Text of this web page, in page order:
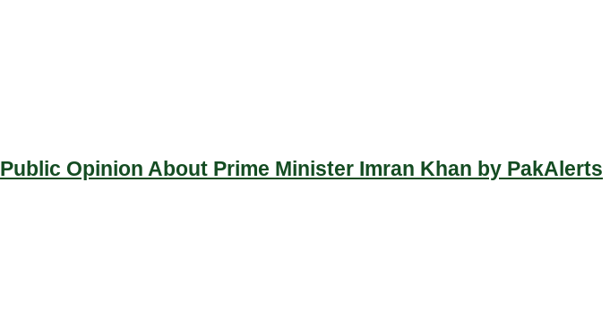
Public Opinion About Prime Minister Imran Khan by PakAlerts